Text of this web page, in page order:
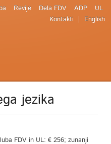
Revije Dela FDV ADP
UL
Kontakti
English
jezika
FDV in UL: € 256; zunanji